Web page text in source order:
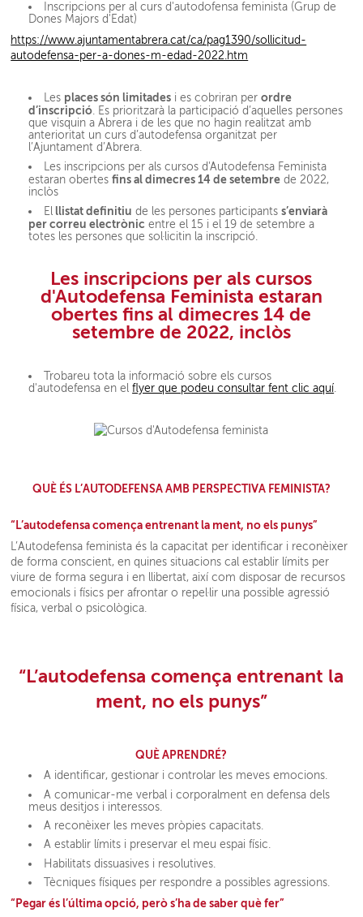
Inscripcions per al curs d'autodofensa feminista (Grup de
Dones Majors d'Edat)
https://www.ajuntamentabrera.cat/ca/pag1390/sollicitud-
autodefensa-per-a-dones-m-edad-2022.htm
Les places són limitades i es cobriran perordre
d’inscripció. Es prioritzarà la participació d’aquelles persones
que visquin a Abrera i de les que no hagin realitzat amb
anterioritat un curs d’autodefensa organitzat per
l’Ajuntament d’Abrera.
Les inscripcions per als cursos d'Autodefensa Feminista
estaran obertesfins al dimecres 14 de setembre de 2022,
inclòs
El llistat definitiu de les persones participantss’enviarà
per correu electrònic entre el 15 i el 19 de setembre a
totes les persones que sol·licitin la inscripció.
Les inscripcions per als cursos
d'Autodefensa Feminista estaran
obertesfins al dimecres 14 de
setembre de 2022, inclòs
Trobareu tota la informació sobre els cursos
d'autodefensa en elflyer que podeu consultar fent clic aquí.
QUÈ ÉS L’AUTODEFENSA AMB PERSPECTIVA FEMINISTA?
“L’autodefensa comença entrenant la ment, no els punys”
L’Autodefensa feminista és la capacitat per identificar i reconèixer
de forma conscient, en quines situacions cal establir límits per
viure de forma segura i en llibertat, així com disposar de recursos
emocionals i físics per afrontar o repel·lir una possible agressió
física, verbal o psicològica.
“L’autodefensa comença entrenant la
ment, no els punys”
QUÈ APRENDRÉ?
A identificar, gestionar i controlar les meves emocions.
A comunicar-me verbal i corporalment en defensa dels
meus desitjos i interessos.
A reconèixer les meves pròpies capacitats.
A establir límits i preservar el meu espai físic.
Habilitats dissuasives i resolutives.
Tècniques físiques per respondre a possibles agressions.
“Pegar és l’última opció, però s’ha de saber què fer”